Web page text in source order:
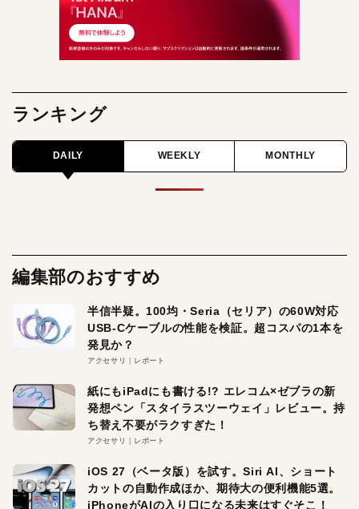
ランキング
DAILY WEEKLY MONTHLY
編集部のおすすめ
半信半疑。100均・Seria（セリア）の60W対応
USB-Cケーブルの性能を検証。超コスパの1本を
発見か？
アクセサリ レポート
紙にもiPadにも書ける!? エレコム×ゼブラの新
発想ペン「スタイラスツーウェイ」レビュー。持
ち替え不要がラクすぎた！
アクセサリ レポート
iOS 27（ベータ版）を試す。Siri AI、ショート
カットの自動作成ほか、期待大の便利機能5選。
iPhoneがAIの入り口になる未来はすぐそこ！